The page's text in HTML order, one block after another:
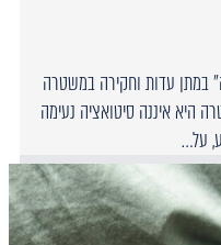
עדות וחקירה במשטרה
היא איננה סיטואציה נעימה
על…